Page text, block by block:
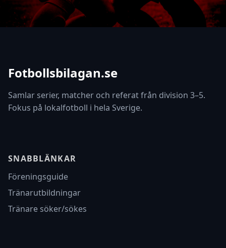
Fotbollsbilagan.se
Samlar serier, matcher och referat från division 3–5.
Fokus på lokalfotboll i hela Sverige.
SNABBLÄNKAR
Föreningsguide
Tränarutbildningar
Tränare söker/sökes